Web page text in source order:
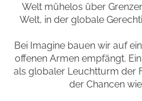
Welt mühelos über
Welt, in der globale
Bei Imagine bauen wir auf
offenen Armen empfängt.
als globaler Leuchtturm der
der Chancen